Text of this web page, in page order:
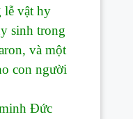
lễ vật hy
sinh trong
và một
con người
Đức